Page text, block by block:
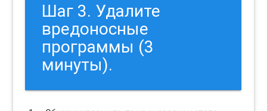
Шаг 3. Удалите
вредоносные
программы (3
минуты).